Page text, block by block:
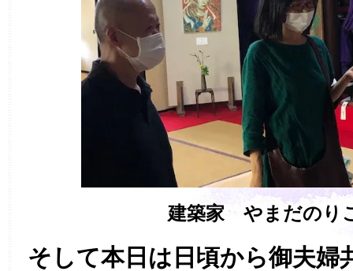
建築家 やまだのり
そして本日は日頃から御夫婦